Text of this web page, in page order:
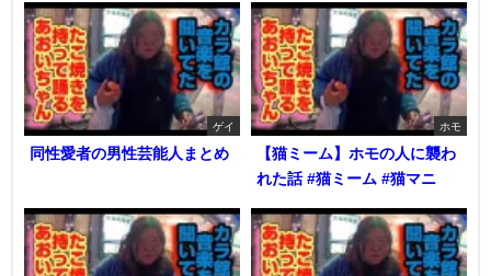
ゲイ
同性愛者の男性芸能人まとめ
ホモ
【猫ミーム】ホモの人に襲わ
れた話 #猫ミーム #猫マニ